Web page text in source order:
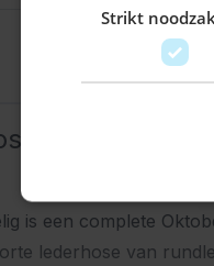
outfit voor
is een complete
lederhose van
Strikt